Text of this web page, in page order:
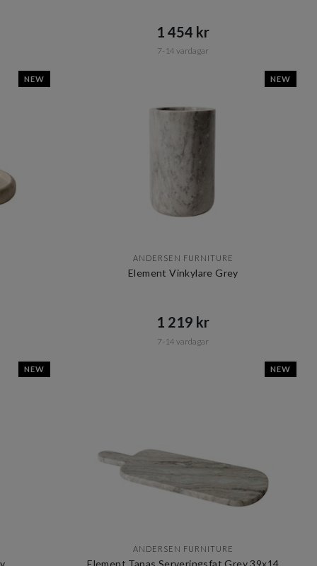
1 454 kr​​
7-14 vardagar
NEW NEW
ANDERSEN FURNITURE
Element Vinkylare Grey
1 219 kr​​
7-14 vardagar
NEW NEW
ANDERSEN FURNITURE
Element Tapas Serveringsfat Grey 39x14